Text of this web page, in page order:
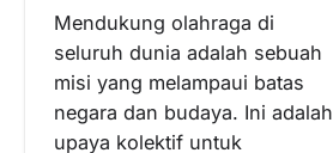
Mendukung olahraga di
seluruh dunia adalah sebuah
misi yang melampaui batas
negara dan budaya. Ini adalah
upaya kolektif untuk